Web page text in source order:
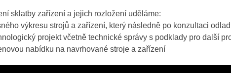
sklatby zařízení a jejich rozložení uděláme:
výkresu strojů a zařízení, který následně po konzultaci
projekt včetně technické správy s podklady pro další
nabídku na navrhované stroje a zařízení